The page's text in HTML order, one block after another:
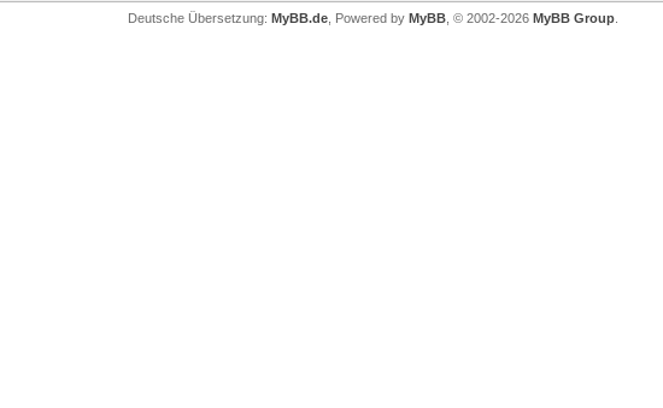
Deutsche Übersetzung: MyBB.de, Powered by MyBB, © 2002-2026 MyBB Group.